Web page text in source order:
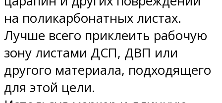
на поликарбонатных листах.
Лучше всего приклеить рабочую
зону листами ДСП, ДВП или
другого материала, подходящего
для этой цели.